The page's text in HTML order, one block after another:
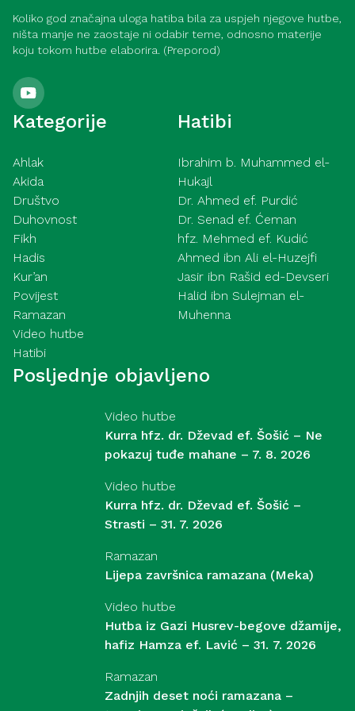
Koliko god značajna uloga hatiba bila za uspjeh njegove hutbe,
ništa manje ne zaostaje ni odabir teme, odnosno materije
koju tokom hutbe elaborira. (Preporod)
Kategorije
Ahlak
Akida
Društvo
Duhovnost
Fikh
Hadis
Kur’an
Povijest
Ramazan
Video hutbe
Hatibi
Hatibi
Ibrahim b. Muhammed el-
Hukajl
Dr. Ahmed ef. Purdić
Dr. Senad ef. Ćeman
hfz. Mehmed ef. Kudić
Ahmed ibn Ali el-Huzejfi
Jasir ibn Rašid ed-Devseri
Halid ibn Sulejman el-
Muhenna
Posljednje objavljeno
Video hutbe
Kurra hfz. dr. Dževad ef. Šošić – Ne
pokazuj tuđe mahane – 7. 8. 2026
Video hutbe
Kurra hfz. dr. Dževad ef. Šošić –
Strasti – 31. 7. 2026
Ramazan
Lijepa završnica ramazana (Meka)
Video hutbe
Hutba iz Gazi Husrev-begove džamije,
hafiz Hamza ef. Lavić – 31. 7. 2026
Ramazan
Zadnjih deset noći ramazana –